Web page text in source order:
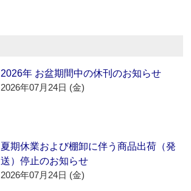
2026年 お盆期間中の休刊のお知らせ
2026年07月24日 (金)
夏期休業および棚卸に伴う商品出荷（発
送）停止のお知らせ
2026年07月24日 (金)